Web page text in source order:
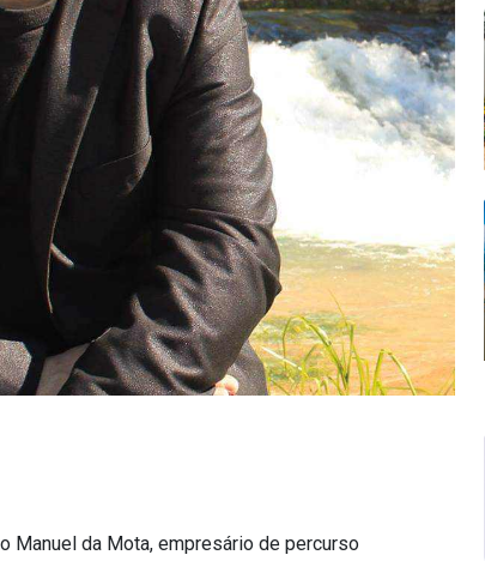
Manuel da Mota, empresário de percurso